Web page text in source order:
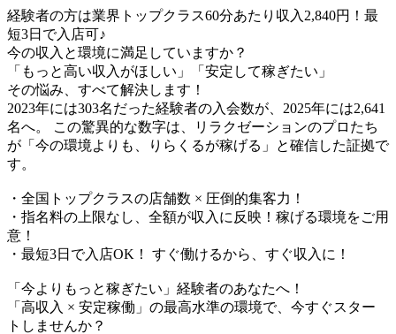
経験者の方は業界トップクラス60分あたり収入2,840円！最
短3日で入店可♪
今の収入と環境に満足していますか？
「もっと高い収入がほしい」「安定して稼ぎたい」
その悩み、すべて解決します！
2023年には303名だった経験者の入会数が、2025年には2,641
名へ。 この驚異的な数字は、リラクゼーションのプロたち
が「今の環境よりも、りらくるが稼げる」と確信した証拠で
す。
・全国トップクラスの店舗数 × 圧倒的集客力！
・指名料の上限なし、全額が収入に反映！稼げる環境をご用
意！
・最短3日で入店OK！ すぐ働けるから、すぐ収入に！
「今よりもっと稼ぎたい」経験者のあなたへ！
「高収入 × 安定稼働」の最高水準の環境で、今すぐスター
トしませんか？